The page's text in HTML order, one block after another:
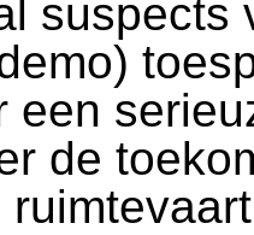
suspects
een
de